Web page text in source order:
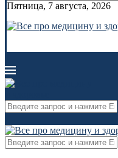
Пятница, 7 августа, 2026